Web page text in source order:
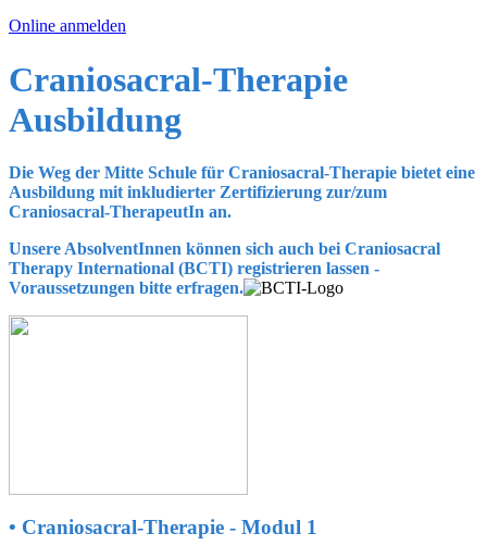
Online anmelden
Craniosacral-Therapie
Ausbildung
Die Weg der Mitte Schule für Craniosacral-Therapie bietet eine
Ausbildung mit inkludierter Zertifizierung zur/zum
Craniosacral-TherapeutIn an.
Unsere AbsolventInnen können sich auch bei Craniosacral
Therapy International (BCTI) registrieren lassen -
Voraussetzungen bitte erfragen.
• Craniosacral-Therapie - Modul 1